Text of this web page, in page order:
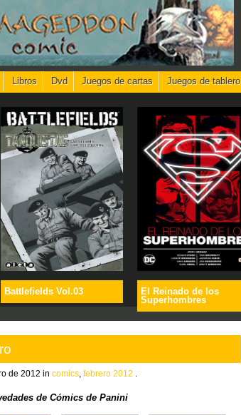
Libros Dvd Juegos de cartas Juegos de tablero
Battlefields Vol.03
El Reinado de los
Superhombres
de 2012 in comics febrero 2012
de Cómics de Panini